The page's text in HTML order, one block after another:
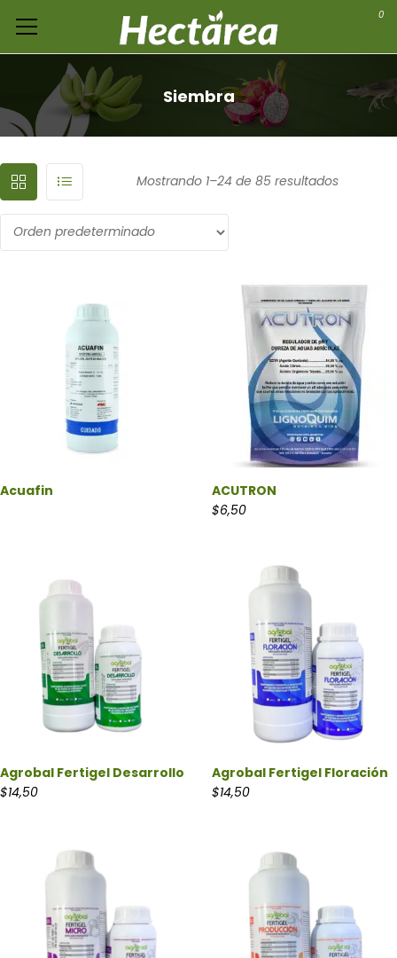
0
Siembra
Mostrando 1–24 de 85 resultados
Acuafin
ACUTRON
$6,50
Agrobal Fertigel Desarrollo
$14,50
Agrobal Fertigel Floración
$14,50